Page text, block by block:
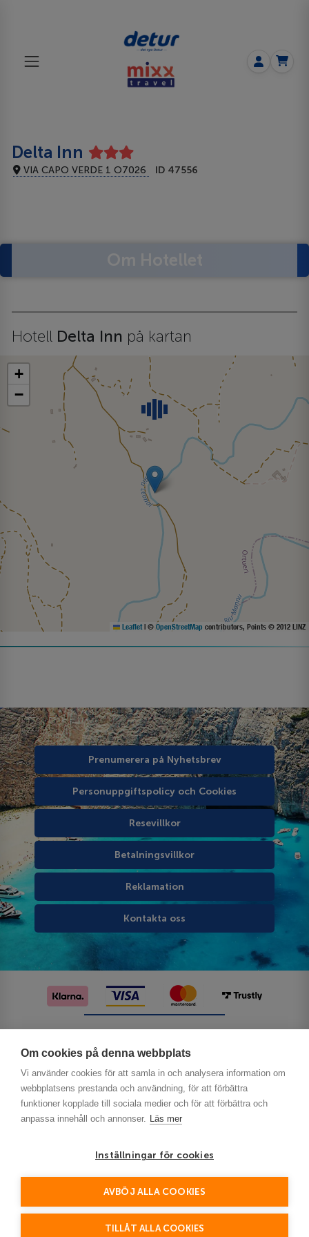
Om cookies på denna webbplats
Vi använder cookies för att samla in och analysera information om
webbplatsens prestanda och användning, för att förbättra
funktioner kopplade till sociala medier och för att förbättra och
anpassa innehåll och annonser. Läs mer
Inställningar för cookies
AVBÖJ ALLA COOKIES
TILLÅT ALLA COOKIES
Delta Inn
VIA CAPO VERDE 1 O7026 ID 47556
Hotell Delta Inn på kartan
+
−
Leaflet | © OpenStreetMap contributors, Points © 2012 LINZ
Prenumerera på Nyhetsbrev
Personuppgiftspolicy och Cookies
Resevillkor
Betalningsvillkor
Reklamation
Kontakta oss
This site is protected by reCAPTCHA and the Google
Policy and Terms of Service apply.